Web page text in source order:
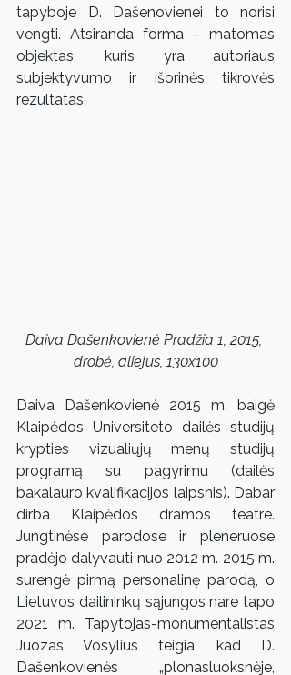
tapyboje D. Dašenovienei to norisi
vengti. Atsiranda forma – matomas
objektas, kuris yra autoriaus
subjektyvumo ir išorinės tikrovės
rezultatas.
Daiva Dašenkovienė Pradžia 1, 2015,
drobė, aliejus, 130x100
Daiva Dašenkovienė 2015 m. baigė
Klaipėdos Universiteto dailės studijų
krypties vizualiųjų menų studijų
programą su pagyrimu (dailės
bakalauro kvalifikacijos laipsnis). Dabar
dirba Klaipėdos dramos teatre.
Jungtinėse parodose ir pleneruose
pradėjo dalyvauti nuo 2012 m. 2015 m.
surengė pirmą personalinę parodą, o
Lietuvos dailininkų sąjungos nare tapo
2021 m. Tapytojas-monumentalistas
Juozas Vosylius teigia, kad D.
Dašenkovienės „plonasluoksnėje,